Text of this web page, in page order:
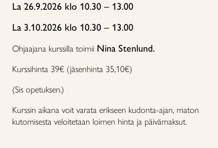
La 26.9.2026 klo 10.30 – 13.00
La 3.10.2026 klo 10.30 – 13.00
Ohjaajana kurssilla toimii Nina Stenlund.
Kurssihinta 39€ (jäsenhinta 35,10€)
(Sis opetuksen.)
Kurssin aikana voit varata erikseen kudonta-ajan, maton
kutomisesta veloitetaan loimen hinta ja päivämaksut.